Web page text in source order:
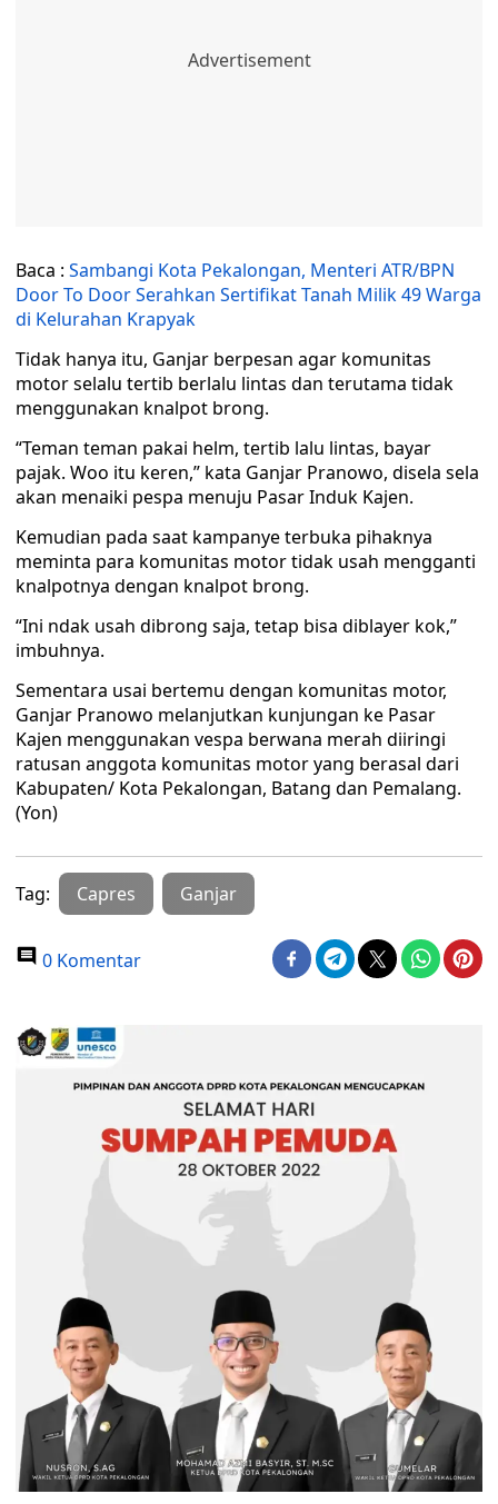
Baca : Sambangi Kota Pekalongan, Menteri ATR/BPN
Door To Door Serahkan Sertifikat Tanah Milik 49 Warga
di Kelurahan Krapyak
Tidak hanya itu, Ganjar berpesan agar komunitas
motor selalu tertib berlalu lintas dan terutama tidak
menggunakan knalpot brong.
“Teman teman pakai helm, tertib lalu lintas, bayar
pajak. Woo itu keren,” kata Ganjar Pranowo, disela sela
akan menaiki pespa menuju Pasar Induk Kajen.
Kemudian pada saat kampanye terbuka pihaknya
meminta para komunitas motor tidak usah mengganti
knalpotnya dengan knalpot brong.
“Ini ndak usah dibrong saja, tetap bisa diblayer kok,”
imbuhnya.
Sementara usai bertemu dengan komunitas motor,
Ganjar Pranowo melanjutkan kunjungan ke Pasar
Kajen menggunakan vespa berwana merah diiringi
ratusan anggota komunitas motor yang berasal dari
Kabupaten/ Kota Pekalongan, Batang dan Pemalang.
(Yon)
Tag: Capres Ganjar
0 Komentar